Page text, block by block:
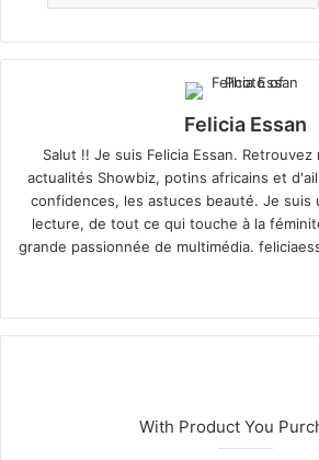
Felicia Essan
Salut !! Je suis Felicia Essan.
actualités Showbiz, potins africains et
confidences, les astuces beauté. Je suis
lecture, de tout ce qui touche à la
grande passionnée de multimédia.
te
With Product You